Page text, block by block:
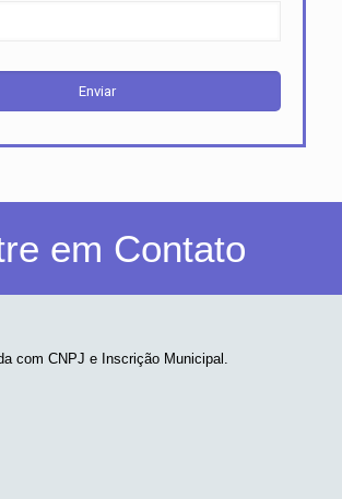
em Contato
com CNPJ e Inscrição Municipal.